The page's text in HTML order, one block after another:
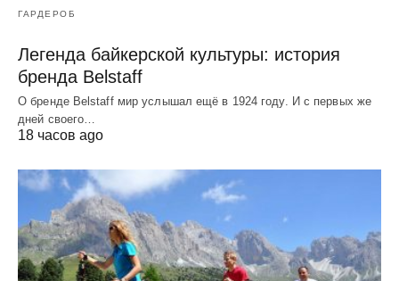
ГАРДЕРОБ
Легенда байкерской культуры: история
бренда Belstaff
О бренде Belstaff мир услышал ещё в 1924 году. И с первых же
дней своего…
18 часов ago